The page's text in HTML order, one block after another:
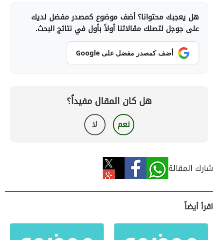
هل يعجبك محتوانا؟ أضف موضوع كمصدر مفضل لديك
على جوجل لتصلك مقالاتنا أولاً بأول في نتائج البحث.
أضف كمصدر مفضل على Google
هل كان المقال مفيداً؟
نعم لا
شارك المقالة
اقرأ أيضاً